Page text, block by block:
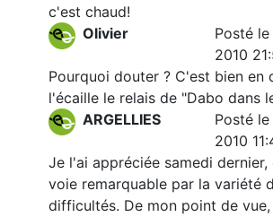
c'est chaud!
Olivier
Posté
2010
Pourquoi douter ? C'est bien en
l'écaille le relais de "Dabo dans
ARGELLIES
Posté
2010
Je l'ai appréciée samedi dernier,
voie remarquable par la variété
difficultés. De mon point de